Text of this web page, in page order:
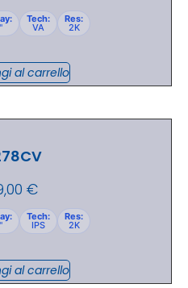
Tech:
VA
Res:
2K
al carrello
€
Tech:
IPS
Res:
2K
al carrello